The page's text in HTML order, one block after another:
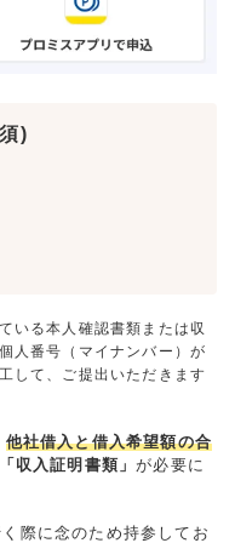
)
いる本人確認書類または収
人番号（マイナンバー）が
して、ご提出いただきます
他社借入と借入希望額の合
「収入証明書類」が必要に
際に念のため持参してお